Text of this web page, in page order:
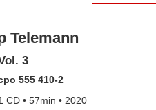
Telemann
3
555 410-2
CD • 57min • 2020